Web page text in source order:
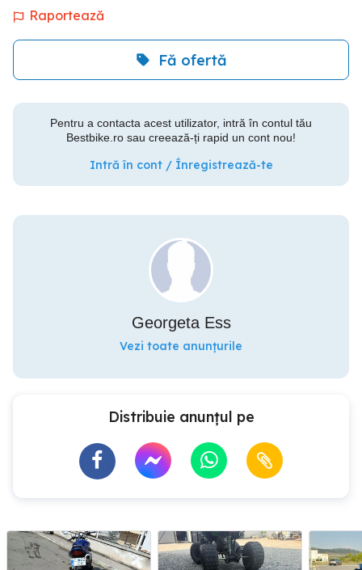
Raportează
Fă ofertă
Pentru a contacta acest utilizator, intră în contul tău
Bestbike.ro sau creează-ți rapid un cont nou!
Intră în cont / Înregistrează-te
Georgeta Ess
Vezi toate anunțurile
Distribuie anunțul pe